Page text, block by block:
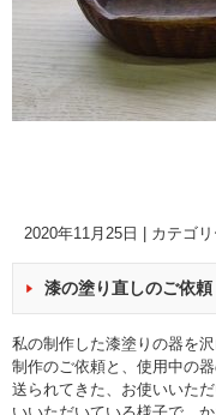
2020年11月25日 カテゴ
漆の塗り直しのご依頼
私の制作した漆塗りの器を
制作のご依頼と、使用中の
送られてきた、お使いいた